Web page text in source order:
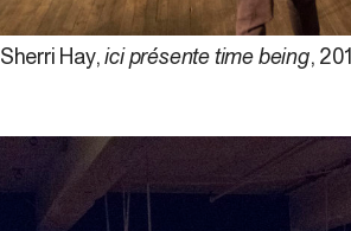
Sherri Hay,ici présente time being,